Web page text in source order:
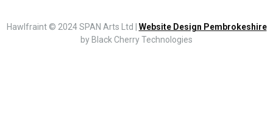
Hawlfraint © 2024 SPAN Arts Ltd | Website Design Pembrokeshire
by Black Cherry Technologies